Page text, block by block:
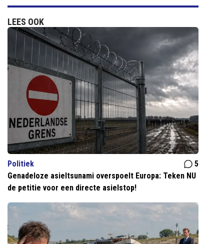
LEES OOK
Politiek
5
Genadeloze asieltsunami overspoelt Europa: Teken NU
de petitie voor een directe asielstop!